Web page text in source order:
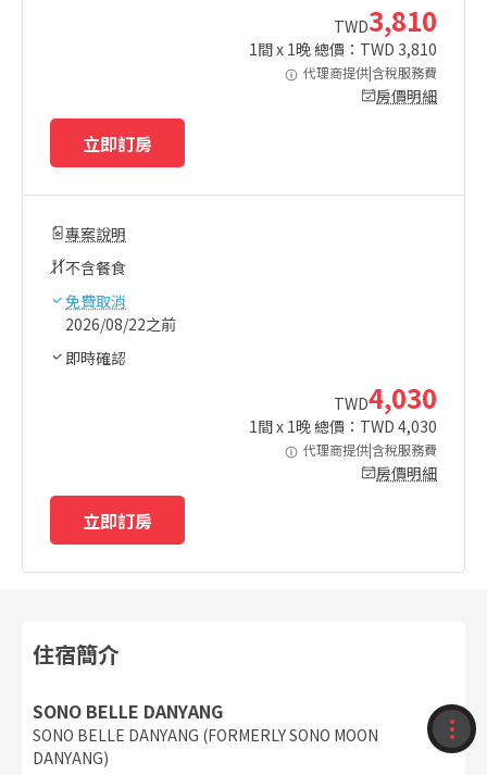
收藏
TWD3,810
1間 x 1晚 總價：TWD 3,810
代理商提供|含稅服務費
房價明細
立即訂房
專案說明
不含餐食
免費取消
2026/08/22之前
即時確認
TWD4,030
1間 x 1晚 總價：TWD 4,030
代理商提供|含稅服務費
房價明細
立即訂房
住宿簡介
SONO BELLE DANYANG
SONO BELLE DANYANG (FORMERLY SONO MOON
DANYANG)